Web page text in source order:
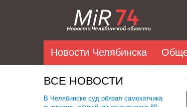
Новости Челябинска
ВСЕ НОВОСТИ
В Челябинске суд обязал самокатчика